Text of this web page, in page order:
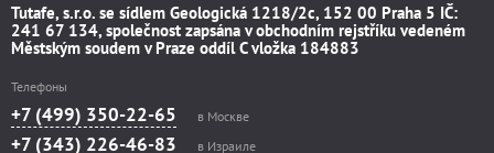
Tutafe, s.r.o. se sídlem Geologická 1218/2c, 152 00 Praha 5 IČ:
241 67 134, společnost zapsána v obchodním rejstříku vedeném
Městským soudem v Praze oddíl C vložka 184883
Телефоны
+7 (499) 350-22-65 в Москве
+7 (343) 226-46-83 в Израиле